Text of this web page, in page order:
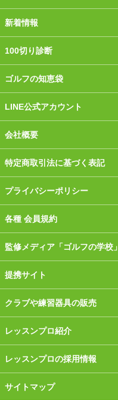
新着情報
100切り診断
ゴルフの知恵袋
LINE公式アカウント
会社概要
特定商取引法に基づく表記
プライバシーポリシー
各種 会員規約
監修メディア「ゴルフの学校」
提携サイト
クラブや練習器具の販売
レッスンプロ紹介
レッスンプロの採用情報
サイトマップ